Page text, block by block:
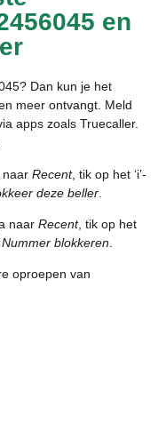
en
Dan kun je het
meer ontvangt. Meld
apps zoals Truecaller.
naar Recent, tik op het ‘i’-
deze beller
naar Recent, tik op het
Nummer blokkeren
oproepen van